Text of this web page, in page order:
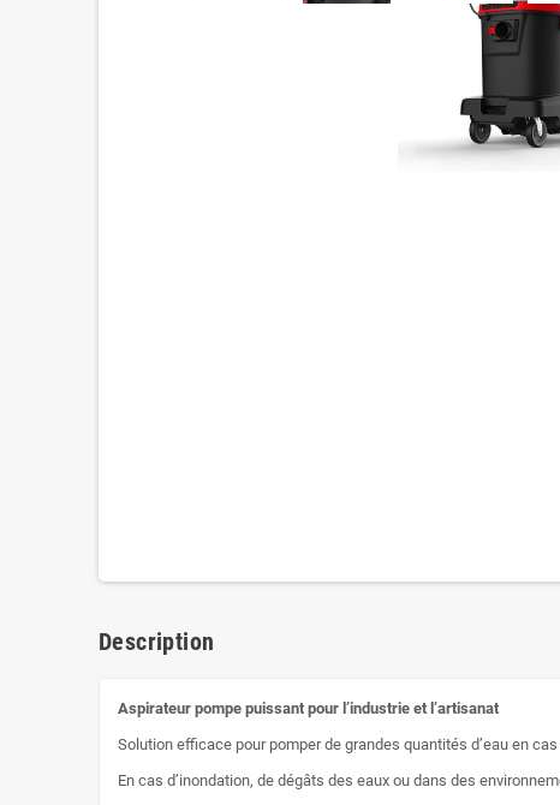
Description
Aspirateur pompe puissant pour l’industrie et l’artisanat
Solution efficace pour pomper de grandes quantités d’eau en
En cas d’inondation, de dégâts des eaux ou dans des